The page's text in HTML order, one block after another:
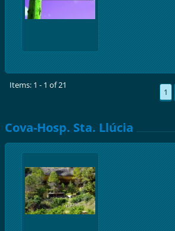
Items: 1 - 1 of 21
1
Cova-Hosp. Sta. Llúcia